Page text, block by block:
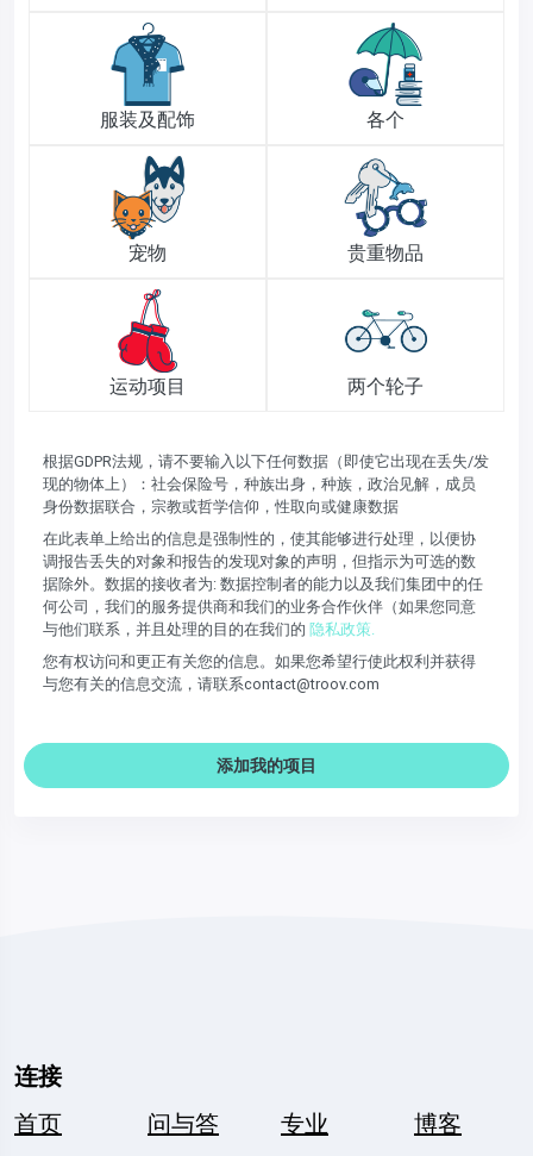
服装及配饰 各个
宠物 贵重物品
运动项目 两个轮子
根据GDPR法规，请不要输入以下任何数据（即使它出现在丢失/发
现的物体上）：社会保险号，种族出身，种族，政治见解，成员
身份数据联合，宗教或哲学信仰，性取向或健康数据
在此表单上给出的信息是强制性的，使其能够进行处理，以便协
调报告丢失的对象和报告的发现对象的声明，但指示为可选的数
据除外。数据的接收者为: 数据控制者的能力以及我们集团中的任
何公司，我们的服务提供商和我们的业务合作伙伴（如果您同意
与他们联系，并且处理的目的在我们的 隐私政策.
您有权访问和更正有关您的信息。如果您希望行使此权利并获得
与您有关的信息交流，请联系contact@troov.com
添加我的项目
连接
首页
问与答 专业
博客